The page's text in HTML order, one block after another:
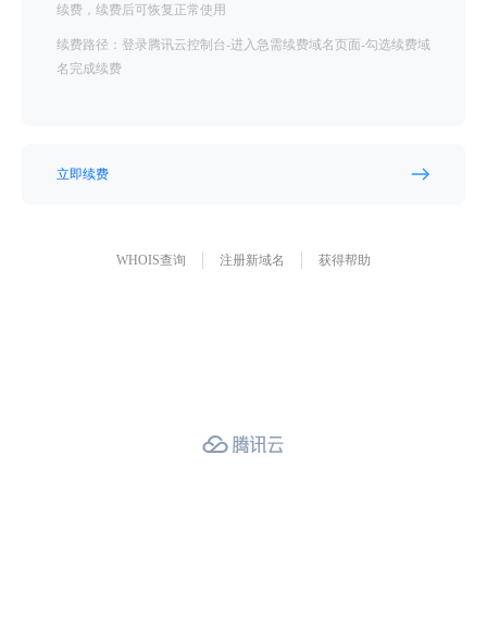
续费，续费后可恢复正常使用
续费路径：登录腾讯云控制台-进入急需续费域名页面-勾选续费域
名完成续费
立即续费
WHOIS查询 注册新域名 获得帮助